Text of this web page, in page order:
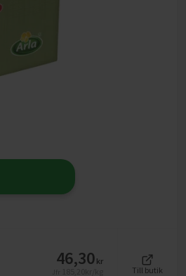
46,30 kr
Till butik